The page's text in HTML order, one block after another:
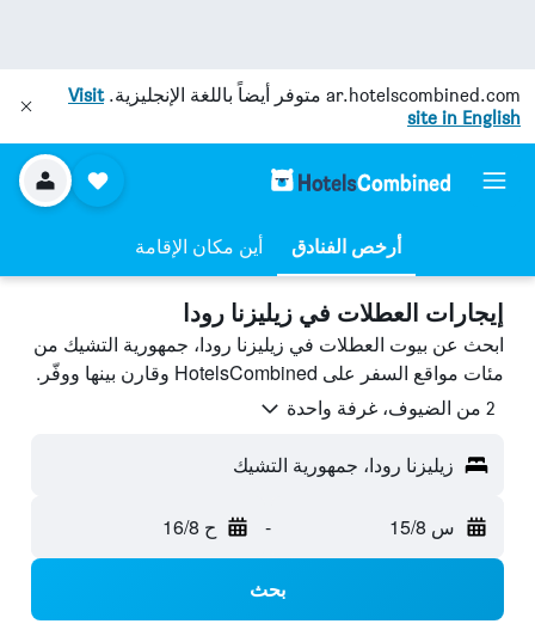
ar.hotelscombined.com متوفر أيضاً باللغة الإنجليزية.Visit
site in English
أرخص الفنادق أين مكان الإقامة
إيجارات العطلات في زيليزنا رودا
ابحث عن بيوت العطلات في زيليزنا رودا، جمهورية التشيك من
مئات مواقع السفر على HotelsCombined وقارن بينها ووفّر.
2 من الضيوف، غرفة واحدة
زيليزنا رودا، جمهورية التشيك
س 15/8 - ح 16/8
بحث